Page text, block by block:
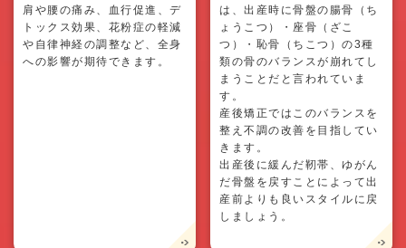
肩や腰の痛み、血行促進、デ
トックス効果、花粉症の軽減
や自律神経の調整など、全身
への影響が期待できます。
は、出産時に骨盤の腸骨（ち
ょうこつ）・座骨（ざこ
つ）・恥骨（ちこつ）の3種
類の骨のバランスが崩れてし
まうことだと言われていま
す。
産後矯正ではこのバランスを
整え不調の改善を目指してい
きます。
出産後に緩んだ靭帯、ゆがん
だ骨盤を戻すことによって出
産前よりも良いスタイルに戻
しましょう。